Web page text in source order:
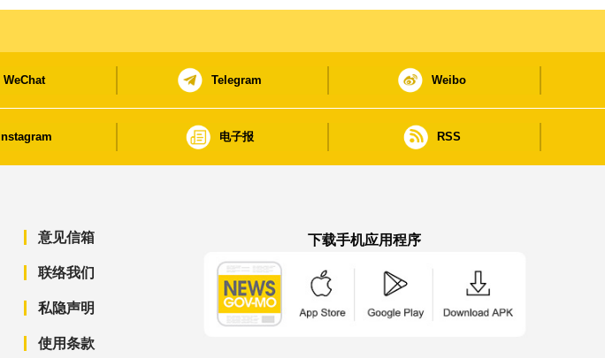
WeChat Telegram Weibo
Instagram 电子报 RSS
意见信箱
联络我们
私隐声明
使用条款
下载手机应用程序